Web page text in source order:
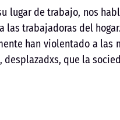
lugar de trabajo, nos
trabajadoras del
han violentado a las
desplazadxs, que la